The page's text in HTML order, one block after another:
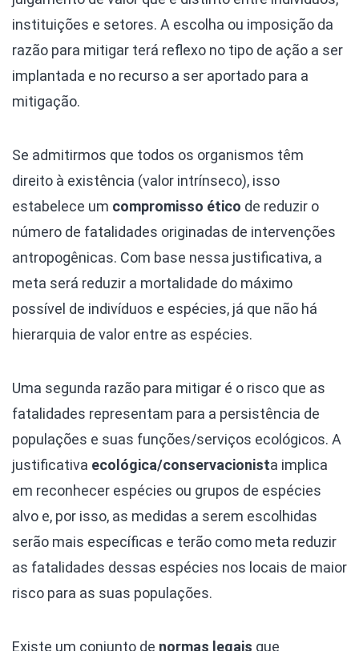
instituições e setores. A escolha ou imposição da
razão para mitigar terá reflexo no tipo de ação a ser
implantada e no recurso a ser aportado para a
mitigação.
Se admitirmos que todos os organismos têm
direito à existência (valor intrínseco), isso
estabelece um compromisso ético de reduzir o
número de fatalidades originadas de intervenções
antropogênicas. Com base nessa justificativa, a
meta será reduzir a mortalidade do máximo
possível de indivíduos e espécies, já que não há
hierarquia de valor entre as espécies.
Uma segunda razão para mitigar é o risco que as
fatalidades representam para a persistência de
populações e suas funções/serviços ecológicos. A
justificativa ecológica/conservacionista implica
em reconhecer espécies ou grupos de espécies
alvo e, por isso, as medidas a serem escolhidas
serão mais específicas e terão como meta reduzir
as fatalidades dessas espécies nos locais de maior
risco para as suas populações.
Existe um conjunto de normas legais que